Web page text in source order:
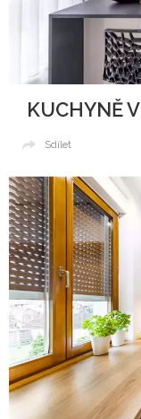
Sdílet